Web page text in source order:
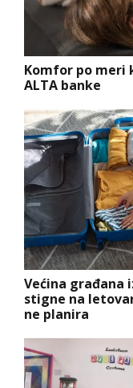
Komfor po meri
ALTA banke
Većina građana
stigne na
ne planira